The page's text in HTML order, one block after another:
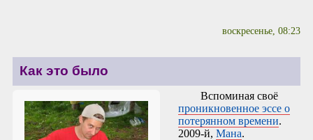
воскресенье, 08:23
Как это было
Вспоминая своё
проникновенное эссе о
потерянном времени.
2009-й, Мана.